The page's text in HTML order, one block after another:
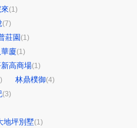
(1)
(7)
莊園 (1)
廈(1)
高商場(1)
林鼎樸御(4)
(3)
地坪別墅(1)